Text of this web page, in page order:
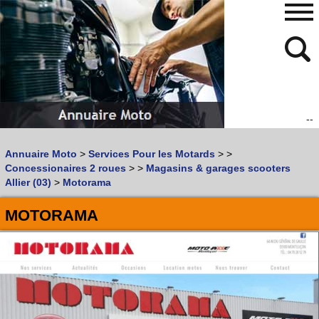
--
Vous recherchez un garage MOTOouSCOOTER
Quoi :
Où :
Trouver un garage Moto !
Retrouvez dans votre VILLE
les bonnes adresses deL'ANNUAIRE MOTO & SCOOTER
480
768
Annuaire Moto > Services Pour les Motards > >
Concessionaires 2 roues > > Magasins & garages scooters
Allier (03) > Motorama
MOTORAMA